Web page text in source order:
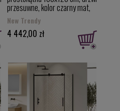
przesuwne, kolor czarny mat,
uniwersalne EXK-3969
New Trendy
4 442,00 zł